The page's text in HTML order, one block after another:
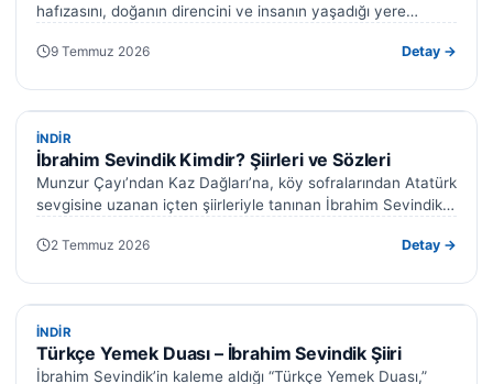
hafızasını, doğanın direncini ve insanın yaşadığı yere
9 Temmuz 2026 Detay →
İNDIR
İNDIR
İbrahim Sevindik Kimdir? Şiirleri ve Sözleri
Munzur Çayı’ndan Kaz Dağları’na, köy sofralarından Atatürk
sevgisine uzanan içten şiirleriyle tanınan İbrahim Sevindik;
2 Temmuz 2026 Detay →
İNDIR
İNDIR
Türkçe Yemek Duası – İbrahim Sevindik Şiiri
İbrahim Sevindik’in kaleme aldığı “Türkçe Yemek Duası,”